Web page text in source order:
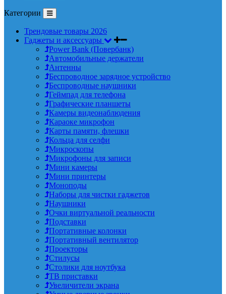
Категории
Трендовые товары 2026
Гаджеты и аксессуары
Power Bank (Повербанк)
Автомобильные держатели
Антенны
Беспроводное зарядное устройство
Беспроводные наушники
Геймпад для телефона
Графические планшеты
Камеры видеонаблюдения
Караоке микрофон
Карты памяти, флешки
Кольца для селфи
Микроскопы
Микрофоны для записи
Мини камеры
Мини принтеры
Моноподы
Наборы для чистки гаджетов
Наушники
Очки виртуальной реальности
Подставки
Портативные колонки
Портативный вентилятор
Проекторы
Стилусы
Столики для ноутбука
ТВ приставки
Увеличители экрана